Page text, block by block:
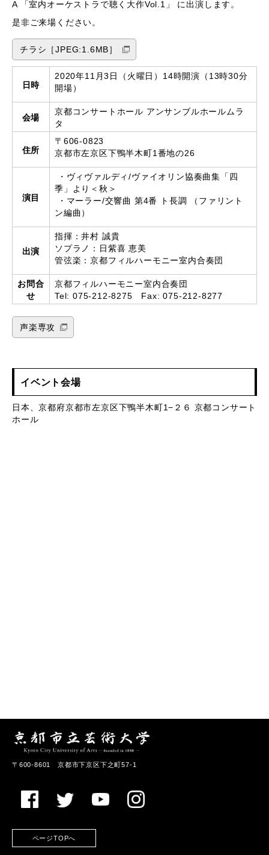
A 「室内オーケストラで聴く大作Vol.1」 に出演します。
是非ご来場ください。
チラシ［JPEG:1.6MB］
日時
2020年11月3日（火曜日）14時開演（13時30分
開場）
会場
京都コンサートホール アンサンブルホールムラ
タ
住所
〒606-0823
京都市左京区下鴨半木町1番地の26
演目
・ヴィヴァルディ/ヴァイオリン協奏曲集「四
季」より＜秋＞
・マーラー/交響曲 第4番 ト長調 （ファリント
ン編曲）
出演
指揮：井村 誠貴
ソプラノ：日紫喜 恵美
管弦楽：京都フィルハーモニー室内合奏団
お問合
せ
京都フィルハーモニー室内合奏団
Tel: 075-212-8275 Fax: 075-212-8277
声楽専攻
イベント会場
日本、京都府京都市左京区下鴨半木町1−２６ 京都コンサート
ホール
〒600-8601 京都市下京区下之町57-1
ページTOPへ